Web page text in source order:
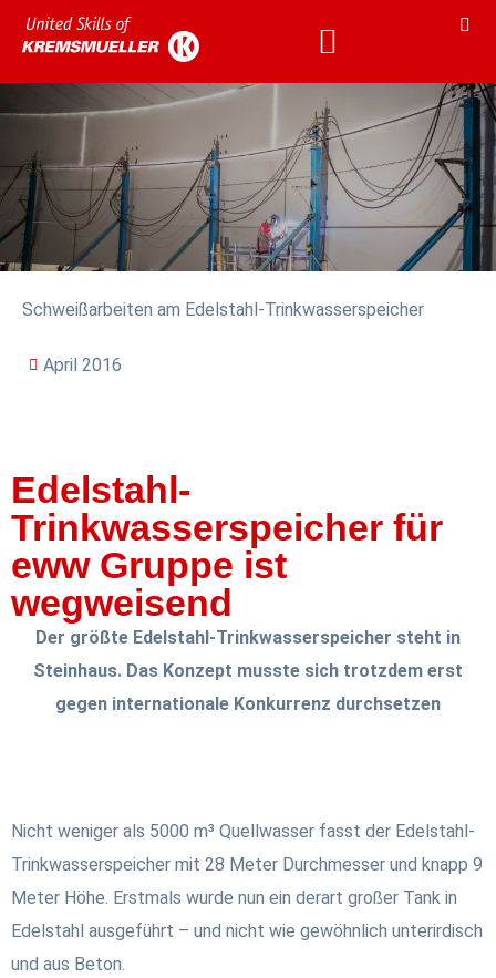
Schweißarbeiten am Edelstahl-Trinkwasserspeicher
April 2016
Edelstahl-
Trinkwasserspeicher für
eww Gruppe ist
wegweisend
Der größte Edelstahl-Trinkwasserspeicher steht in
Steinhaus. Das Konzept musste sich trotzdem erst
gegen internationale Konkurrenz durchsetzen
Nicht weniger als 5000 m³ Quellwasser fasst der Edelstahl-
Trinkwasserspeicher mit 28 Meter Durchmesser und knapp 9
Meter Höhe. Erstmals wurde nun ein derart großer Tank in
Edelstahl ausgeführt – und nicht wie gewöhnlich unterirdisch
und aus Beton.